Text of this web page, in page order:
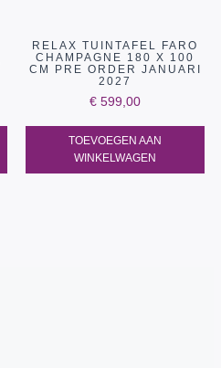
RELAX TUINTAFEL FARO
CHAMPAGNE 180 X 100
CM PRE ORDER JANUARI
2027
€ 599,00
TOEVOEGEN AAN
WINKELWAGEN